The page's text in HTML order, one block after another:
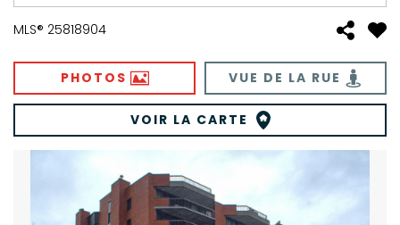
MLS® 25818904
PHOTOS VUE DE LA RUE
VOIR LA CARTE